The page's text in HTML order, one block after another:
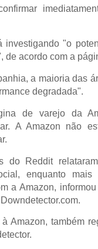
investigando "o
de acordo com a
a maioria das
degradada".
de varejo da
A Amazon não
do Reddit
enquanto
a Amazon,
Amazon, também